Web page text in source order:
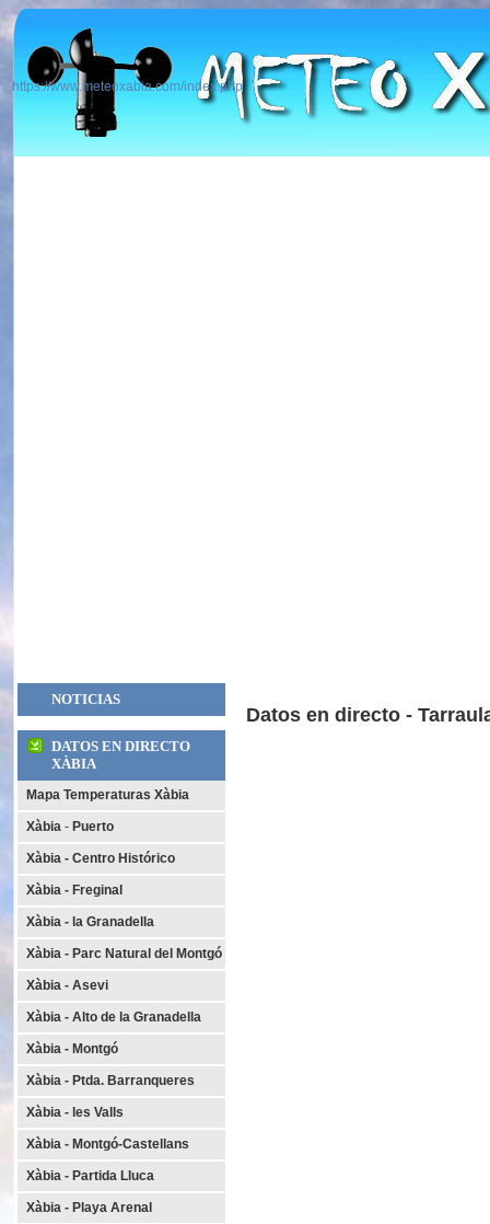
https://www.meteoxabia.com/index.php
NOTICIAS
DATOS EN DIRECTO
XÀBIA
Mapa Temperaturas Xàbia
Xàbia - Puerto
Xàbia - Centro Histórico
Xàbia - Freginal
Xàbia - la Granadella
Xàbia - Parc Natural del Montgó
Xàbia - Asevi
Xàbia - Alto de la Granadella
Xàbia - Montgó
Xàbia - Ptda. Barranqueres
Xàbia - les Valls
Xàbia - Montgó-Castellans
Xàbia - Partida Lluca
Xàbia - Playa Arenal
Datos en directo -